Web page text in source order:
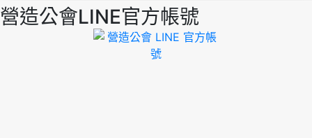
營造公會LINE官方帳號